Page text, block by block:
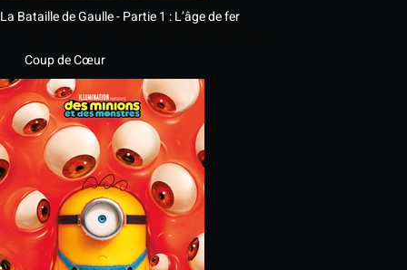
La Bataille de Gaulle - Partie 1 : L’âge de fer
Coup de Cœur